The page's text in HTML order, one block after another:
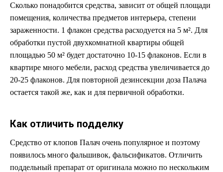
Сколько понадобится средства, зависит от общей площади
помещения, количества предметов интерьера, степени
зараженности. 1 флакон средства расходуется на 5 м². Для
обработки пустой двухкомнатной квартиры общей
площадью 50 м² будет достаточно 10-15 флаконов. Если в
квартире много мебели, расход средства увеличивается до
20-25 флаконов. Для повторной дезинсекции доза Палача
остается такой же, как и для первичной обработки.
Как отличить подделку
Средство от клопов Палач очень популярное и поэтому
появилось много фальшивок, фальсификатов. Отличить
поддельный препарат от оригинала можно по нескольким